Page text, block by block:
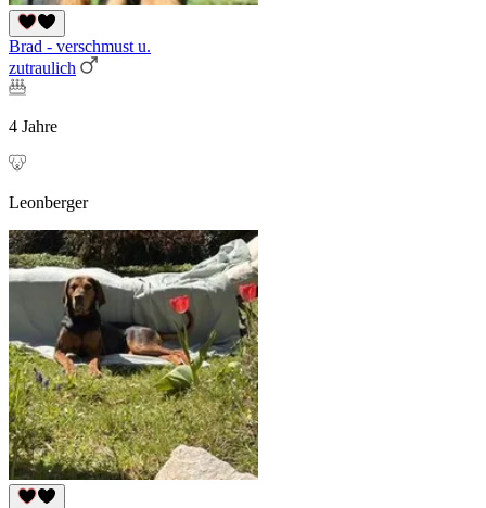
Brad - verschmust u.
zutraulich
4 Jahre
Leonberger